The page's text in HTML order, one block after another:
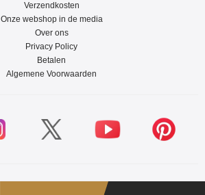
Verzendkosten
Onze webshop in de media
Over ons
Privacy Policy
Betalen
Algemene Voorwaarden